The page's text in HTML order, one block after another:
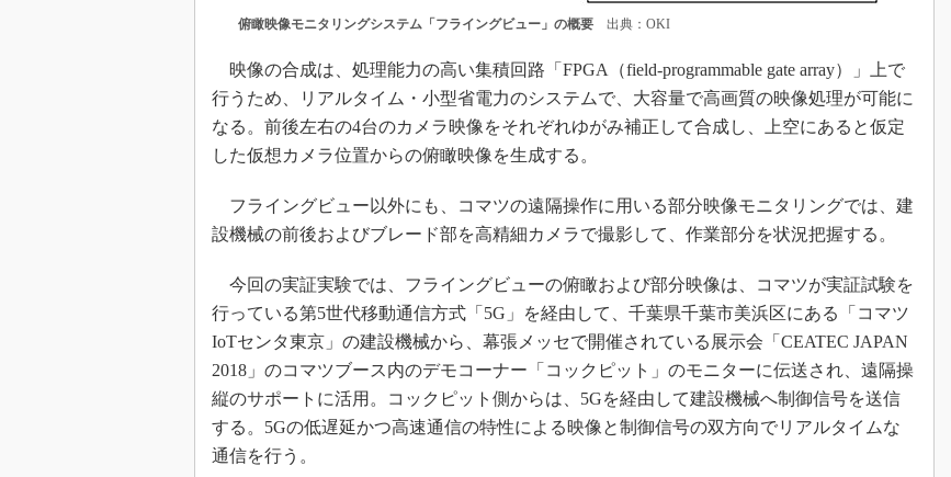
俯瞰映像モニタリングシステム「フライングビュー」の概要出典：OKI
映像の合成は、処理能力の高い集積回路「FPGA（field-programmable gate array）」上で
行うため、リアルタイム・小型省電力のシステムで、大容量で高画質の映像処理が可能に
なる。前後左右の4台のカメラ映像をそれぞれゆがみ補正して合成し、上空にあると仮定
した仮想カメラ位置からの俯瞰映像を生成する。
フライングビュー以外にも、コマツの遠隔操作に用いる部分映像モニタリングでは、建
設機械の前後およびブレード部を高精細カメラで撮影して、作業部分を状況把握する。
今回の実証実験では、フライングビューの俯瞰および部分映像は、コマツが実証試験を
行っている第5世代移動通信方式「5G」を経由して、千葉県千葉市美浜区にある「コマツ
IoTセンタ東京」の建設機械から、幕張メッセで開催されている展示会「CEATEC JAPAN
2018」のコマツブース内のデモコーナー「コックピット」のモニターに伝送され、遠隔操
縦のサポートに活用。コックピット側からは、5Gを経由して建設機械へ制御信号を送信
する。5Gの低遅延かつ高速通信の特性による映像と制御信号の双方向でリアルタイムな
通信を行う。